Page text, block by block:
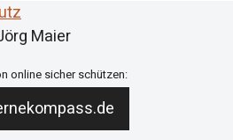
Maier
online sicher schützen: